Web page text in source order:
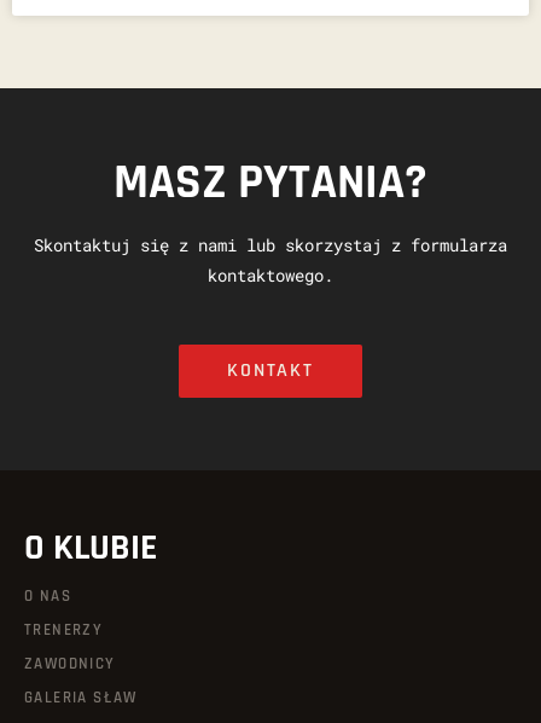
MASZ PYTANIA?
Skontaktuj się z nami lub skorzystaj z formularza
kontaktowego.
KONTAKT
O KLUBIE
O NAS
TRENERZY
ZAWODNICY
GALERIA SŁAW